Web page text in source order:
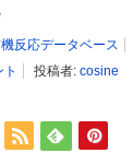
反応データベース
投稿者: cosine